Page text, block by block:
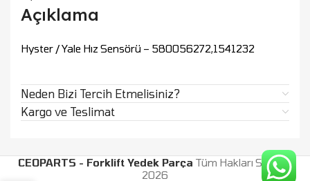
Açıklama
Hyster / Yale Hız Sensörü – 580056272,1541232
Neden Bizi Tercih Etmelisiniz?
Kargo ve Teslimat
CEOPARTS - Forklift Yedek Parça Tüm Hakları Saklıdır.
2026